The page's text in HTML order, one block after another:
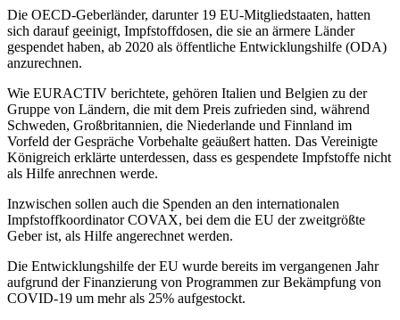
Die OECD-Geberländer, darunter 19 EU-Mitgliedstaaten, hatten
sich darauf geeinigt, Impfstoffdosen, die sie an ärmere Länder
gespendet haben, ab 2020 als öffentliche Entwicklungshilfe (ODA)
anzurechnen.
Wie EURACTIV berichtete, gehören Italien und Belgien zu der
Gruppe von Ländern, die mit dem Preis zufrieden sind, während
Schweden, Großbritannien, die Niederlande und Finnland im
Vorfeld der Gespräche Vorbehalte geäußert hatten. Das Vereinigte
Königreich erklärte unterdessen, dass es gespendete Impfstoffe nicht
als Hilfe anrechnen werde.
Inzwischen sollen auch die Spenden an den internationalen
Impfstoffkoordinator COVAX, bei dem die EU der zweitgrößte
Geber ist, als Hilfe angerechnet werden.
Die Entwicklungshilfe der EU wurde bereits im vergangenen Jahr
aufgrund der Finanzierung von Programmen zur Bekämpfung von
COVID-19 um mehr als 25% aufgestockt.